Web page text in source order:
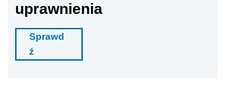
uprawnienia
Sprawd
ź